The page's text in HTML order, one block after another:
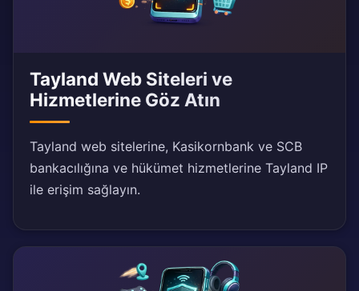
Tayland Web Siteleri ve
Hizmetlerine Göz Atın
Tayland web sitelerine, Kasikornbank ve SCB
bankacılığına ve hükümet hizmetlerine Tayland IP
ile erişim sağlayın.